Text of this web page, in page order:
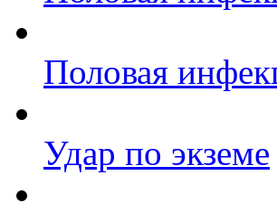
Половая
Удар по экземе